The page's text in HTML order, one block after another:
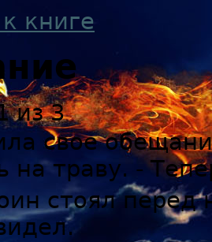
книге
из 3
свое
на траву. -
стоял перед